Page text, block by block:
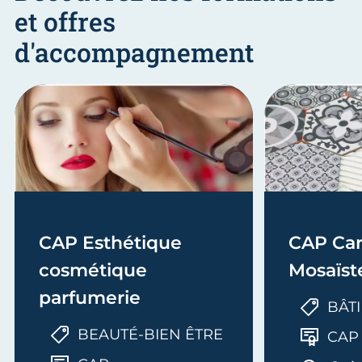
et offres
d'accompagnement
CAP Esthétique
cosmétique
parfumerie
BEAUTÉ-BIEN ÊTRE
CAP
CAP